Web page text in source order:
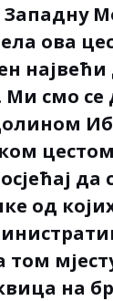
ова
смо се
од
том
на